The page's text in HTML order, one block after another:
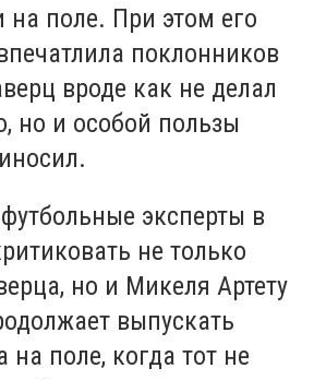
на поле. При этом его
поклонников
вроде как не делал
но и особой пользы
эксперты в
не только
но и Микеля Артету
выпускать
на поле, когда тот не